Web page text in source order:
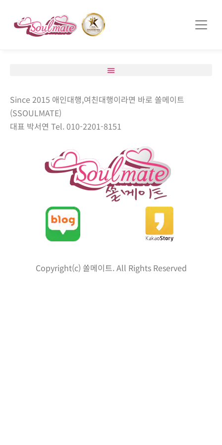
Since 2015 애인대행,여친대행이라면 바로 쏠메이트
(SSOULMATE)
대표 박서연 Tel. 010-2201-8151
Copyright(c) 쏠메이트. All Rights Reserved
쏠메이트×토모토모 프로모션 영상 full버전 보러가기